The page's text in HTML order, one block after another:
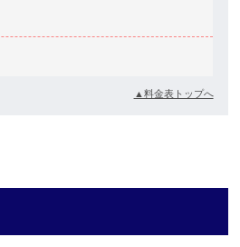
▲料金表トップへ